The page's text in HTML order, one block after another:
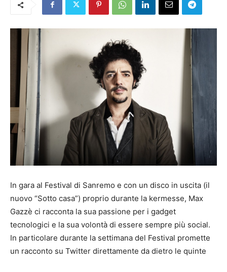
In gara al Festival di Sanremo e con un disco in uscita (il
nuovo “Sotto casa”) proprio durante la kermesse, Max
Gazzè ci racconta la sua passione per i gadget
tecnologici e la sua volontà di essere sempre più social.
In particolare durante la settimana del Festival promette
un racconto su Twitter direttamente da dietro le quinte